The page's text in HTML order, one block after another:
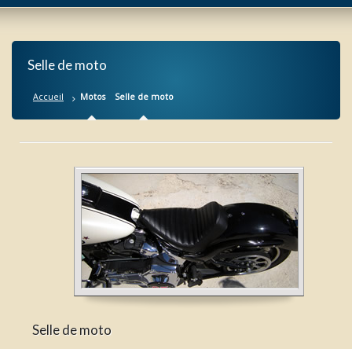
Selle de moto
Accueil Motos Selle de moto
Selle de moto